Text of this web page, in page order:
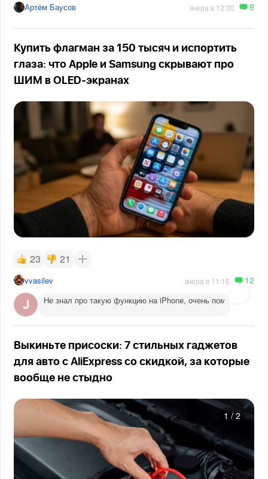
Артём Баусов вчера в 12:30 9
Купить флагман за 150 тысяч и испортить
глаза: что Apple и Samsung скрывают про
ШИМ в OLED-экранах
23 21
vvasilev вчера в 11:15 12
Не знал про такую функцию на iPhone, очень помогает
Выкиньте присоски: 7 стильных гаджетов
для авто с AliExpress со скидкой, за которые
вообще не стыдно
1 / 2